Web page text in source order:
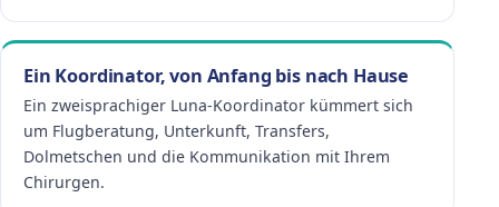
Ein Koordinator, von Anfang bis nach Hause
Ein zweisprachiger Luna-Koordinator kümmert sich
um Flugberatung, Unterkunft, Transfers,
Dolmetschen und die Kommunikation mit Ihrem
Chirurgen.